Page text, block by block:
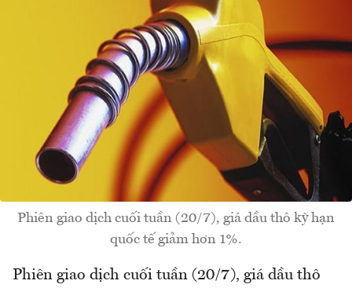
Phiên giao dịch cuối tuần (20/7), giá dầu thô kỳ hạn
quốc tế giảm hơn 1%.
Phiên giao dịch cuối tuần (20/7), giá dầu thô